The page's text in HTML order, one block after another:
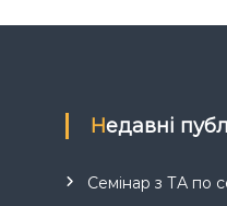
Недавні
Семінар з ТА по